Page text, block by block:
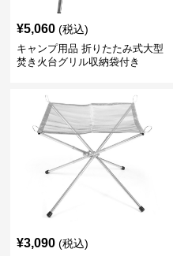
¥5,060 (税込)
キャンプ用品 折りたたみ式大型
焚き火台グリル収納袋付き
¥3,090 (税込)